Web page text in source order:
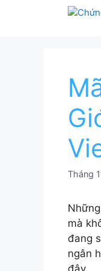
Tháng
mà
đang
ngân